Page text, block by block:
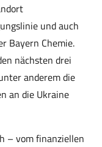
und auch
Bayern Chemie.
nächsten drei
anderem die
an die Ukraine
– vom finanziellen